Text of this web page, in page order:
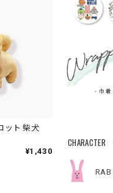
CHARACTER
RAB
ット 柴犬
¥1,430